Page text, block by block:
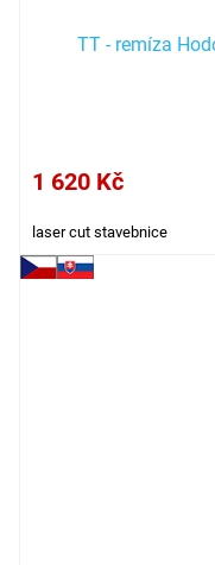
TT - remíza
1 620 Kč
laser cut stavebnice